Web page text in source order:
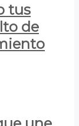
tus
de